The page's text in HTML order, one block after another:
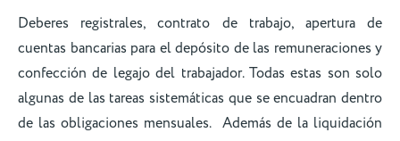
Deberes registrales, contrato de trabajo, apertura de
cuentas bancarias para el depósito de las remuneraciones y
confección de legajo del trabajador. Todas estas son solo
algunas de las tareas sistemáticas que se encuadran dentro
de las obligaciones mensuales. Además de la liquidación